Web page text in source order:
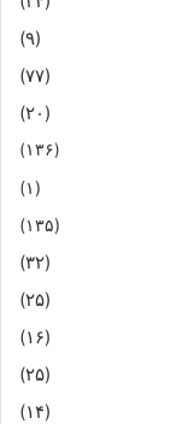
(۹)
(۷۷)
(۲۰)
(۱۳۶)
(۱)
(۱۳۵)
(۳۲)
(۲۵)
(۱۶)
(۲۵)
(۱۴)